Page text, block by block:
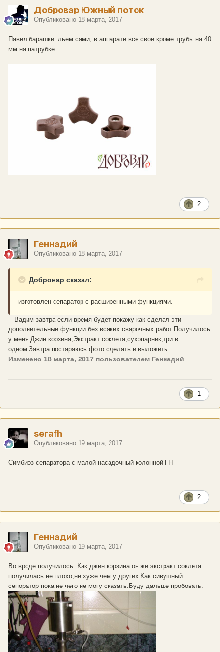
Добровар Южный поток
Опубликовано 18 марта, 2017
Павел барашки льем сами, в аппарате все свое кроме трубы на 40
мм на патрубке.
2
Геннадий
Опубликовано 18 марта, 2017
Добровар сказал:
изготовлен сепаратор с расширенными функциями.
Вадим завтра если время будет покажу как сделал эти
дополнительные функции без всяких сварочных работ.Получилось
у меня Джин корзина,Экстракт соклета,сухопарник,три в
одном.Завтра постараюсь фото сделать и выложить.
Изменено 18 марта, 2017 пользователем Геннадий
1
serafh
Опубликовано 19 марта, 2017
Симбиоз сепаратора с малой насадочный колонной ГН
2
Геннадий
Опубликовано 19 марта, 2017
Во вроде получилось. Как джин корзина он же экстракт соклета
получилась не плохо,не хуже чем у других.Как сивушный
сепоратор пока не чего не могу сказать.Буду дальше пробовать.